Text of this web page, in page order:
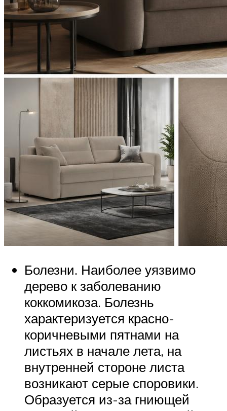
Болезни. Наиболее уязвимо
дерево к заболеванию
коккомикоза. Болезнь
характеризуется красно-
коричневыми пятнами на
листьях в начале лета, на
внутренней стороне листа
возникают серые споровики.
Образуется из-за гниющей